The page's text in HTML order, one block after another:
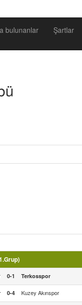
bulunanlar Şartlar
0-1 Terkosspor
0-4 Kuzey Akınspor